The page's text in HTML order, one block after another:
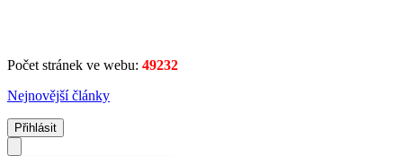
Počet stránek ve webu: 49232
Nejnovější články
Přihlásit